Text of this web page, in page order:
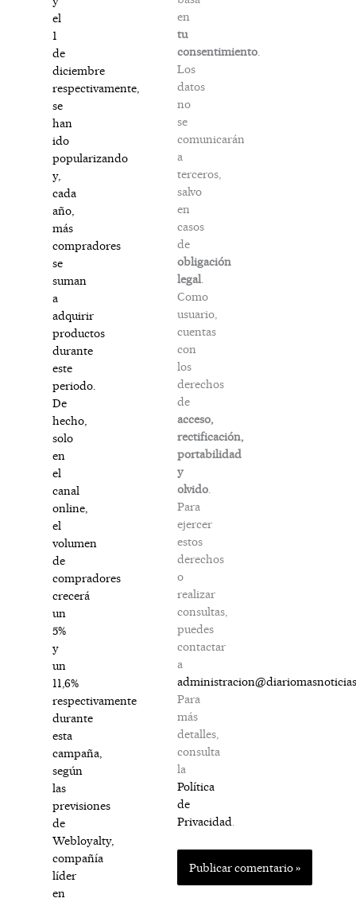
el
1
de
diciembre
respectivamente,
se
han
ido
popularizando
y,
cada
año,
más
compradores
se
suman
a
adquirir
productos
durante
este
periodo.
De
hecho,
solo
en
el
canal
online,
el
volumen
de
compradores
crecerá
un
5%
y
un
11,6%
respectivamente
durante
esta
campaña,
según
las
previsiones
de
Webloyalty,
compañía
líder
en
en
tu
consentimiento
Los
datos
no
se
comunicarán
a
terceros,
salvo
en
casos
de
obligación
legal
Como
usuario,
cuentas
con
los
derechos
de
acceso,
rectificación,
portabilidad
y
olvido
Para
ejercer
estos
derechos
o
realizar
consultas,
puedes
contactar
a
Para
más
detalles,
consulta
la
Política
de
Privacidad